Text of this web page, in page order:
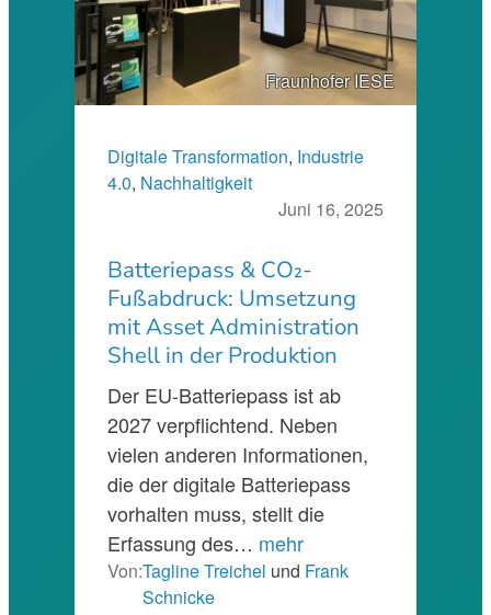
Fraunhofer IESE
Digitale Transformation, Industrie
4.0, Nachhaltigkeit
Juni 16, 2025
Batteriepass & CO₂-
Fußabdruck: Umsetzung
mit Asset Administration
Shell in der Produktion
Der EU-Batteriepass ist ab
2027 verpflichtend. Neben
vielen anderen Informationen,
die der digitale Batteriepass
vorhalten muss, stellt die
Erfassung des… mehr
Von:Tagline Treichel und Frank
Schnicke